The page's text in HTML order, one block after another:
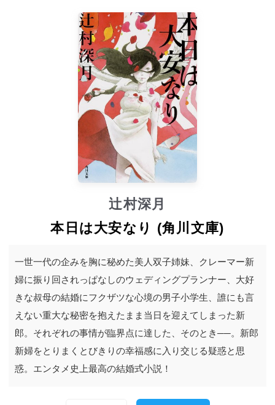
辻村深月
本日は大安なり (角川文庫)
一世一代の企みを胸に秘めた美人双子姉妹、クレーマー新
婦に振り回されっぱなしのウェディングプランナー、大好
きな叔母の結婚にフクザツな心境の男子小学生、誰にも言
えない重大な秘密を抱えたまま当日を迎えてしまった新
郎。それぞれの事情が臨界点に達した、そのとき──。新郎
新婦をとりまくとびきりの幸福感に入り交じる疑惑と思
惑。エンタメ史上最高の結婚式小説！